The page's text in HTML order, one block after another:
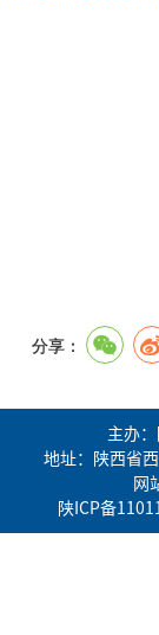
分享：
主办
地址：陕西省
网
陕ICP备